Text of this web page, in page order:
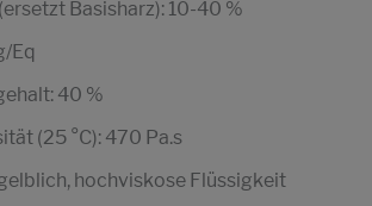
Basisharz): 10-40 %
Eq
40 %
(25 °C): 470 Pa.s
hochviskose Flüssigkeit